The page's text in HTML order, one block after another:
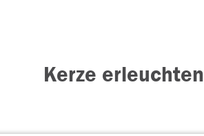
Kerze erleuchten